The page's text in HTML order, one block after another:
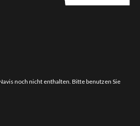
noch nicht enthalten. Bitte benutzen Sie